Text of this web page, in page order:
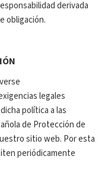
derivada
obligación.
legales
política a las
de Protección de
sitio web. Por esta
periódicamente